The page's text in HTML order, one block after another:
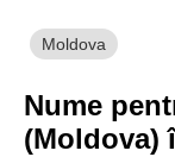
Moldova
Nume
(Moldova)